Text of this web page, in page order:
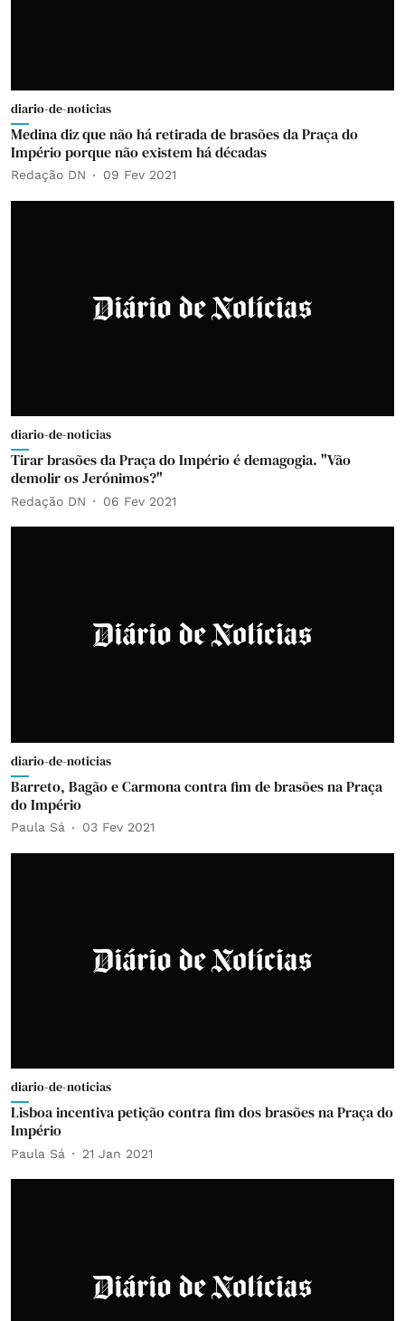
diario-de-noticias
Medina diz que não há retirada de brasões da Praça do
Império porque não existem há décadas
Redação DN 09 Fev 2021
diario-de-noticias
Tirar brasões da Praça do Império é demagogia. "Vão
demolir os Jerónimos?"
Redação DN 06 Fev 2021
diario-de-noticias
Barreto, Bagão e Carmona contra fim de brasões na Praça
do Império
Paula Sá 03 Fev 2021
diario-de-noticias
Lisboa incentiva petição contra fim dos brasões na Praça do
Império
Paula Sá 21 Jan 2021